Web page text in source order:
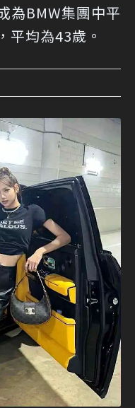
為BMW集團中平
平均為43歲。